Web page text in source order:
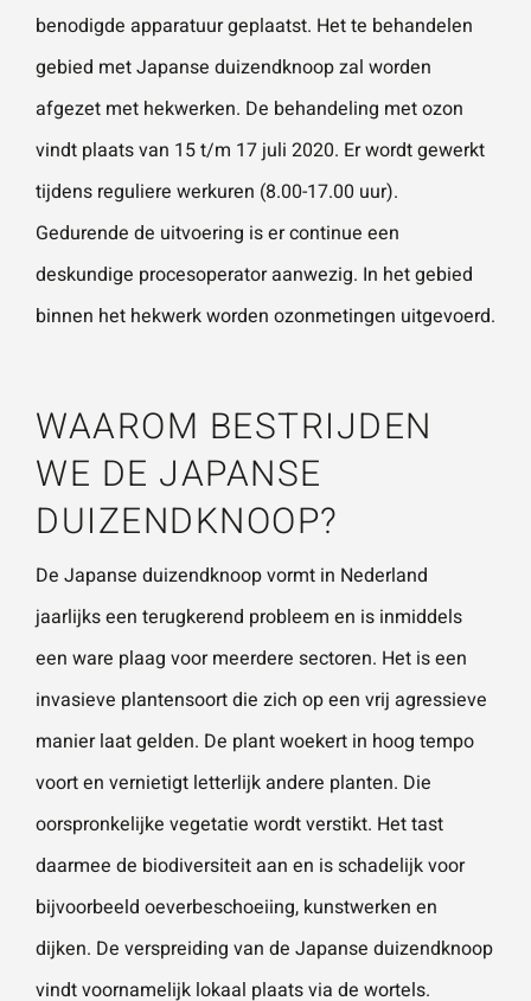
benodigde apparatuur geplaatst. Het te behandelen
gebied met Japanse duizendknoop zal worden
afgezet met hekwerken. De behandeling met ozon
vindt plaats van 15 t/m 17 juli 2020. Er wordt gewerkt
tijdens reguliere werkuren (8.00-17.00 uur).
Gedurende de uitvoering is er continue een
deskundige procesoperator aanwezig. In het gebied
binnen het hekwerk worden ozonmetingen uitgevoerd.
WAAROM BESTRIJDEN
WE DE JAPANSE
DUIZENDKNOOP?
De Japanse duizendknoop vormt in Nederland
jaarlijks een terugkerend probleem en is inmiddels
een ware plaag voor meerdere sectoren. Het is een
invasieve plantensoort die zich op een vrij agressieve
manier laat gelden. De plant woekert in hoog tempo
voort en vernietigt letterlijk andere planten. Die
oorspronkelijke vegetatie wordt verstikt. Het tast
daarmee de biodiversiteit aan en is schadelijk voor
bijvoorbeeld oeverbeschoeiing, kunstwerken en
dijken. De verspreiding van de Japanse duizendknoop
vindt voornamelijk lokaal plaats via de wortels.